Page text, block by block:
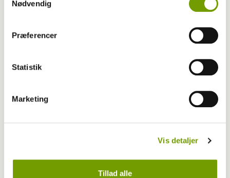
Nødvendig
Præferencer
Statistik
Marketing
Vis detaljer
Tillad alle